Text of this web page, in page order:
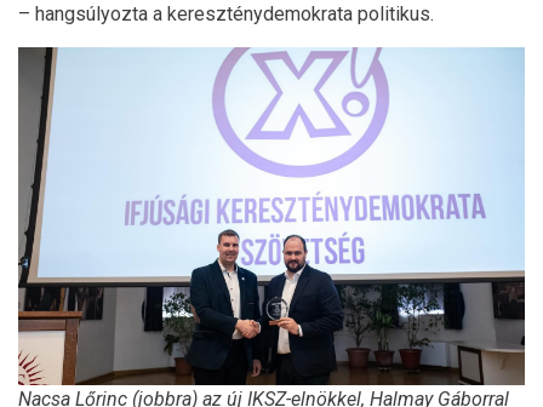
– hangsúlyozta a kereszténydemokrata politikus.
Nacsa Lőrinc (jobbra) az új IKSZ-elnökkel, Halmay Gáborral